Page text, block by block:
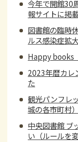
今年で開館30
報サイトに掲
図書館の臨時
ルス感染症拡
Happy books
2023年暦カレ
た
観光パンフレ
城の各市町村）
中央図書館 ブ
い（ルールを